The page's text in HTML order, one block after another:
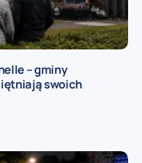
– gminy
swoich